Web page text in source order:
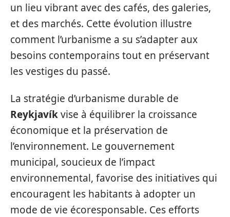
un lieu vibrant avec des cafés, des galeries,
et des marchés. Cette évolution illustre
comment l’urbanisme a su s’adapter aux
besoins contemporains tout en préservant
les vestiges du passé.
La stratégie d’urbanisme durable de
Reykjavíkvise à équilibrer la croissance
économique et la préservation de
l’environnement. Le gouvernement
municipal, soucieux de l’impact
environnemental, favorise des initiatives qui
encouragent les habitants à adopter un
mode de vie écoresponsable. Ces efforts